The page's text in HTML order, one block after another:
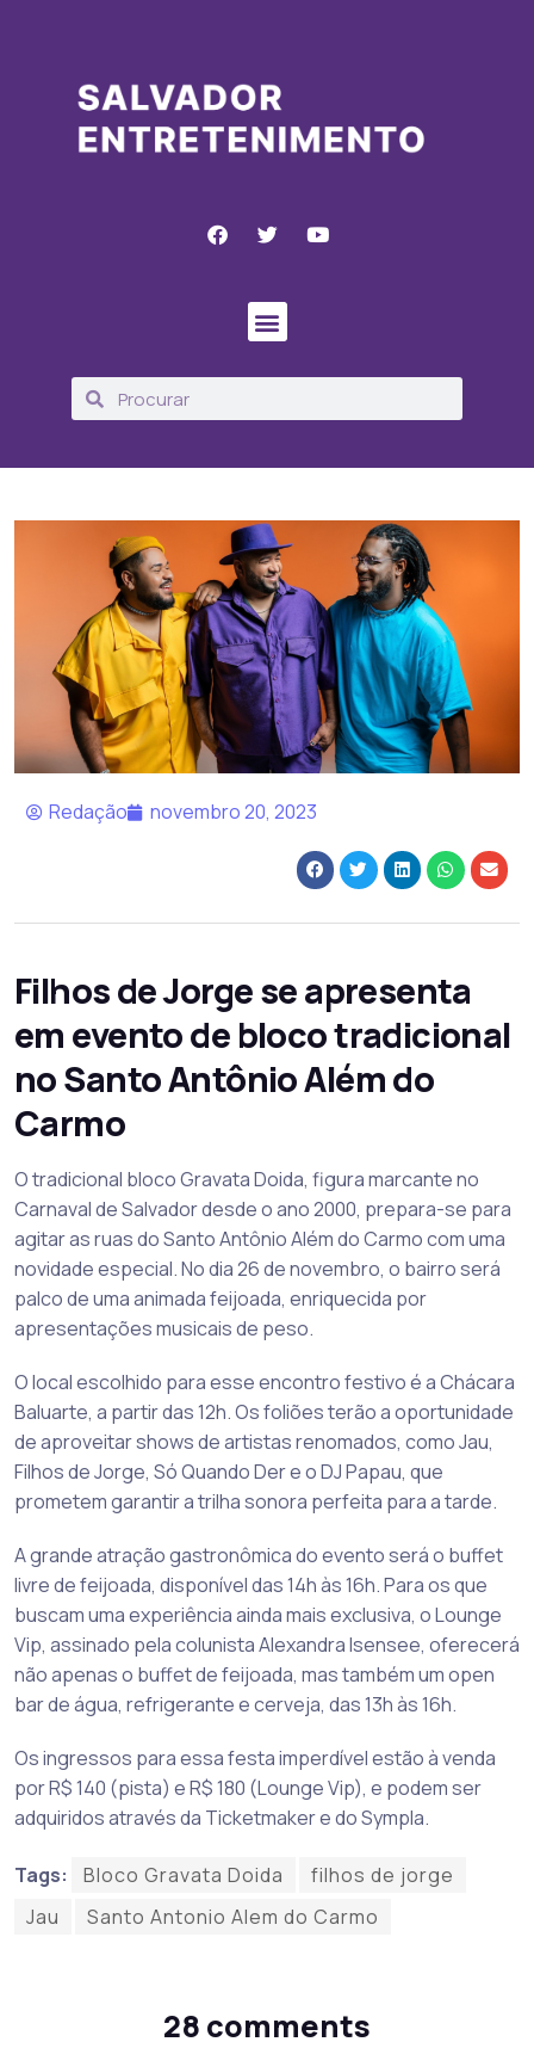
Redação novembro 20, 2023
Filhos de Jorge se apresenta
em evento de bloco tradicional
no Santo Antônio Além do
Carmo
O tradicional bloco Gravata Doida, figura marcante no
Carnaval de Salvador desde o ano 2000, prepara-se para
agitar as ruas do Santo Antônio Além do Carmo com uma
novidade especial. No dia 26 de novembro, o bairro será
palco de uma animada feijoada, enriquecida por
apresentações musicais de peso.
O local escolhido para esse encontro festivo é a Chácara
Baluarte, a partir das 12h. Os foliões terão a oportunidade
de aproveitar shows de artistas renomados, como Jau,
Filhos de Jorge, Só Quando Der e o DJ Papau, que
prometem garantir a trilha sonora perfeita para a tarde.
A grande atração gastronômica do evento será o buffet
livre de feijoada, disponível das 14h às 16h. Para os que
buscam uma experiência ainda mais exclusiva, o Lounge
Vip, assinado pela colunista Alexandra Isensee, oferecerá
não apenas o buffet de feijoada, mas também um open
bar de água, refrigerante e cerveja, das 13h às 16h.
Os ingressos para essa festa imperdível estão à venda
por R$ 140 (pista) e R$ 180 (Lounge Vip), e podem ser
adquiridos através da Ticketmaker e do Sympla.
Tags: Bloco Gravata Doida
filhos de jorge
Jau
Santo Antonio Alem do Carmo
28 comments